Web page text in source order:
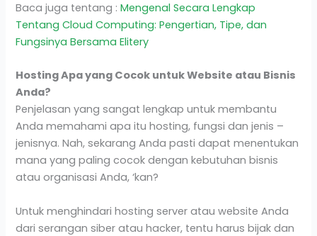
Baca juga tentang :Mengenal Secara Lengkap
Tentang Cloud Computing: Pengertian, Tipe, dan
Fungsinya Bersama Elitery
Hosting Apa yang Cocok untuk Website atau Bisnis
Anda?
Penjelasan yang sangat lengkap untuk membantu
Anda memahami apa itu hosting, fungsi dan jenis –
jenisnya. Nah, sekarang Anda pasti dapat menentukan
mana yang paling cocok dengan kebutuhan bisnis
atau organisasi Anda, ‘kan?
Untuk menghindari hosting server atau website Anda
dari serangan siber atau hacker, tentu harus bijak dan